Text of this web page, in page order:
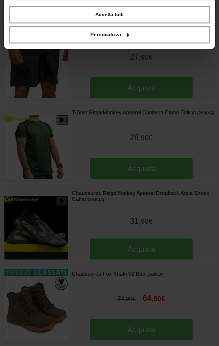
occupano di analisi dei dati web, pubblicità e social media, i quali potrebbero
combinarle con altre informazioni che hai fornito loro o che hanno raccolto dal
Accetta tutti
Personalizza
Acquista
Short RidgeMonkey Apearel Cooltech Camo Edition
27 90€
Acquista
T-Shirt RidgeMonkey Apearel Cooltech Camo Edition 269106A]
28 90€
Acquista
Chaussures RidgeMonkey Apearel Dropback Aqua Shoes
Camo
269101A]
31 90€
Acquista
Chaussures Fox Khaki V2 Boot 269012A]
74,90€ 64,90€
Acquista